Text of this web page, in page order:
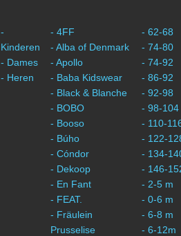
-
Kinderen
- Dames
- Heren
- 4FF
- Alba of Denmark
- Apollo
- Baba Kidswear
- Black & Blanche
- BOBO
- Booso
- Búho
- Cóndor
- Dekoop
- En Fant
- FEAT.
- Fräulein
Prusselise
- 62-68
- 74-80
- 74-92
- 86-92
- 92-98
- 98-104
- 110-
- 122-
- 134-
- 146-
- 2-5 m
- 0-6 m
- 6-8 m
- 6-12m